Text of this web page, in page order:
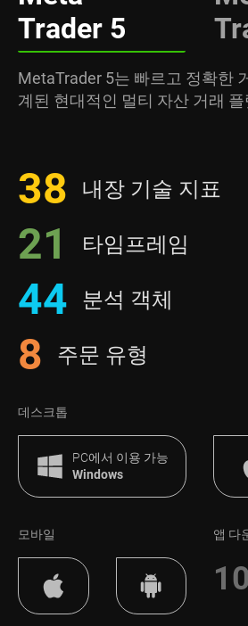
Trader 5
MetaTrader 5는 빠르고 정확한
계된 현대적인 멀티 자산 거래
38 내장 기술 지표
21 타임프레임
44 분석 객체
8 주문 유형
데스크톱
PC에서 이용 가능
Windows
모바일 앱 다